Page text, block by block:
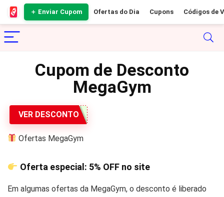
＋ Enviar Cupom Ofertas do Dia Cupons Códigos de
Cupom de Desconto
MegaGym
VER DESCONTO
Ofertas MegaGym
Oferta especial: 5% OFFno site
Em algumas ofertas da MegaGym, o desconto é liberado